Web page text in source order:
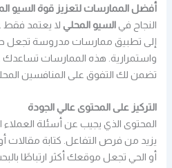
أفضل الممارسات لتعزيز قوة السيو
النجاح فيالسيو المحلي لا يعتمد فقط
إلى تطبيق ممارسات مدروسة تجعل
واستمرارية. هذه الممارسات تساعدك
تضمن لك التفوق على المنافسين
التركيز على المحتوى عالي الجودة
المحتوى الذي يجيب عن أسئلة
يزيد من فرص التفاعل. كتابة
أو الحي تجعل موقعك أكثر ارتباطًا